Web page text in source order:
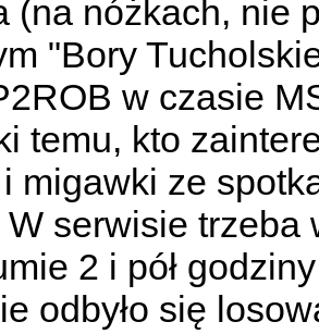
(na nóżkach, nie
"Bory
w czasie
temu, kto
migawki ze
serwisie
2 i pół
odbyło się